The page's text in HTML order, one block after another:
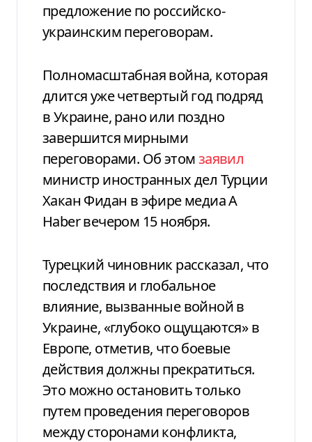
предложение по российско-
украинским переговорам.
Полномасштабная война, которая
длится уже четвертый год подряд
в Украине, рано или поздно
завершится мирными
переговорами. Об этомзаявил
министр иностранных дел Турции
Хакан Фидан в эфире медиа A
Haber вечером 15 ноября.
Турецкий чиновник рассказал, что
последствия и глобальное
влияние, вызванные войной в
Украине, «глубоко ощущаются» в
Европе, отметив, что боевые
действия должны прекратиться.
Это можно остановить только
путем проведения переговоров
между сторонами конфликта,